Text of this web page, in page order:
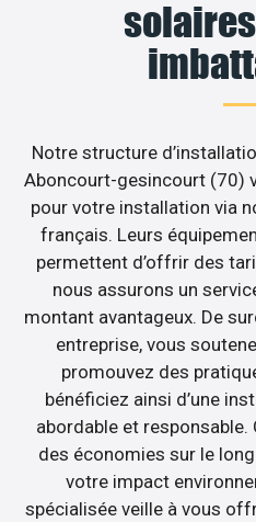
Notre structure
Aboncourt-gesincourt (70)
pour votre installation via
français. Leurs
permettent d’offrir des
nous assurons un
montant avantageux. De
entreprise, vous
promouvez des
bénéficiez ainsi d’une
abordable et
des économies sur le
votre impact
spécialisée veille à vous